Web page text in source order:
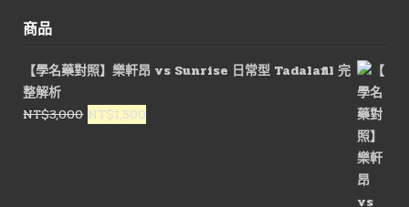
商品
【學名藥對照】樂軒昂 vs Sunrise 日常型 Tadalafil 完
整解析
NT$3,000 原
NT$1,500